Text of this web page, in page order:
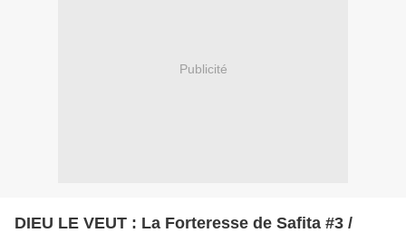
Publicité
DIEU LE VEUT : La Forteresse de Safita #3 /